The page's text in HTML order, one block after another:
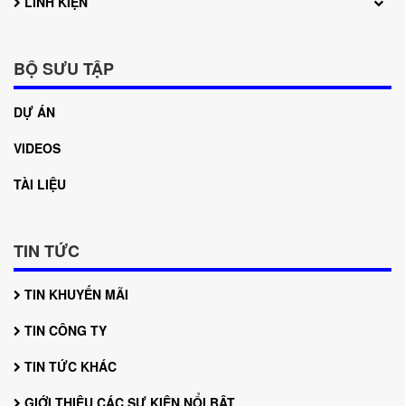
BỘ SƯU TẬP
DỰ ÁN
VIDEOS
TÀI LIỆU
TIN TỨC
TIN KHUYẾN MÃI
TIN CÔNG TY
TIN TỨC KHÁC